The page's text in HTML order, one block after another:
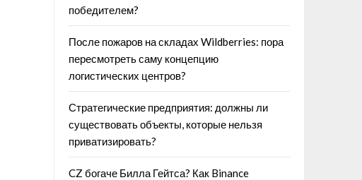
победителем?
После пожаров на складах Wildberries: пора
пересмотреть саму концепцию
логистических центров?
Стратегические предприятия: должны ли
существовать объекты, которые нельзя
приватизировать?
CZ богаче Билла Гейтса? Как Binance